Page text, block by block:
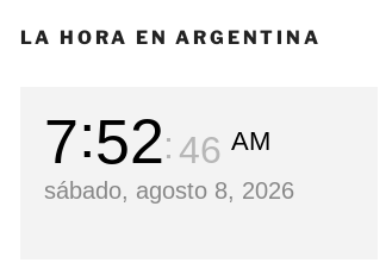
LA HORA EN ARGENTINA
7 52 47 AM
sábado, agosto 8, 2026